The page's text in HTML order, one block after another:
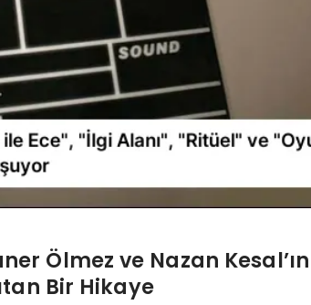
Ölmez ve Nazan
Bir Hikaye